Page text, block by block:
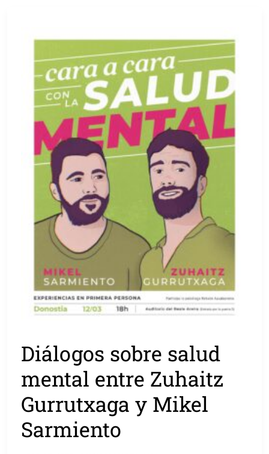
Diálogos sobre salud
mental entre Zuhaitz
Gurrutxaga y Mikel
Sarmiento